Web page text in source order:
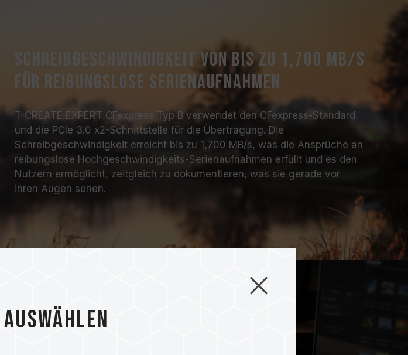
Schreibgeschwindigkeit von bis zu 1,700 MB/s
für reibungslose Serienaufnahmen
T-CREATE EXPERT CFexpress Typ B verwendet den CFexpress-Standard
und die PCIe 3.0 x2-Schnittstelle für die Übertragung. Die
Schreibgeschwindigkeit erreicht bis zu 1,700 MB/s, was die Ansprüche an
reibungslose Hochgeschwindigkeits-Serienaufnahmen erfüllt und es den
Nutzern ermöglicht, zeitgleich zu dokumentieren, was sie gerade vor
ihren Augen sehen.